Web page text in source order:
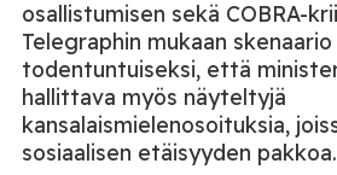
osallistumisen sekä COBRA-
Telegraphin mukaan
todentuntuiseksi, että
hallittava myös näyteltyjä
kansalaismielenosoituksia,
sosiaalisen etäisyyden pakkoa.